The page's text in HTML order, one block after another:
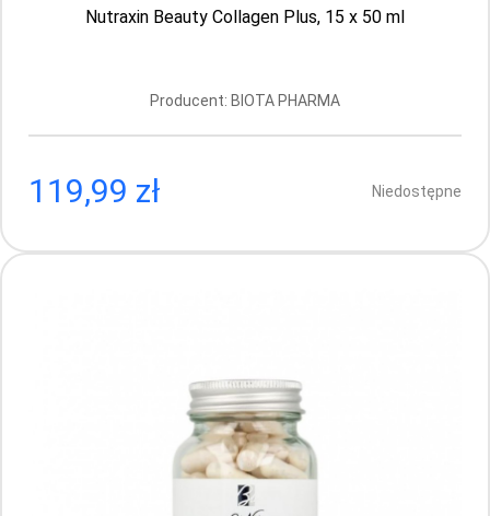
BioNike Nutraceutical – WELL-AGE, 60
Producent: BIOTA PHARMA
135.99 PLN
Nutraxin Beauty Collagen Plus, 15 x 50 ml
Producent: BIOTA PHARMA
119,99 zł Niedostępne